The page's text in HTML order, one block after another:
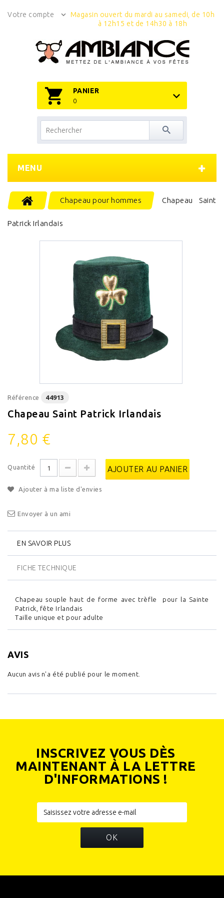
Votre compte
Magasin ouvert du mardi au samedi, de 10h
à 12h15 et de 14h30 à 18h
PANIER
0
MENU
Chapeau pour hommes Chapeau Saint
Patrick Irlandais
Référence 44913
Chapeau Saint Patrick Irlandais
7,80 €
Quantité AJOUTER AU PANIER
Ajouter à ma liste d'envies
Envoyer à un ami
EN SAVOIR PLUS
FICHE TECHNIQUE
Chapeau souple haut de forme avec trèfle pour la Sainte
Patrick, fête Irlandais
Taille unique et pour adulte
AVIS
Aucun avis n'a été publié pour le moment.
INSCRIVEZ VOUS DÈS
MAINTENANT À LA LETTRE
D'INFORMATIONS !
OK